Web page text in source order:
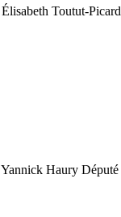
Élisabeth Toutut-Picard
Yannick Haury Député